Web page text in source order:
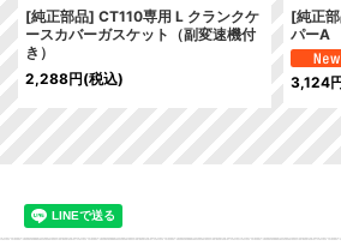
[純正部品] CT110専用 L クランクケ
ースカバーガスケット（副変速機付
き）
2,288円(税込)
[純正
パーA
3,124